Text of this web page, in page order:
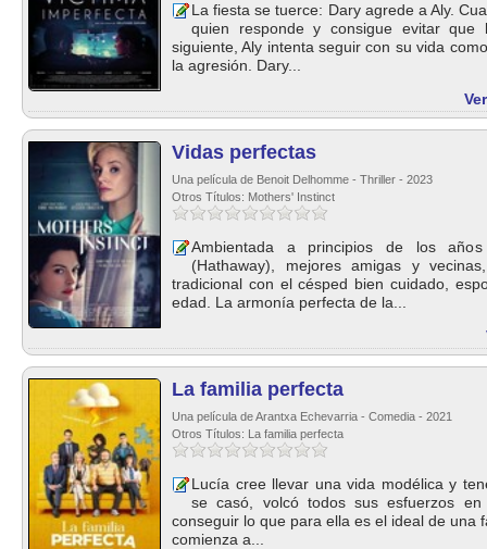
La fiesta se tuerce: Dary agrede a Aly.
quien responde y consigue evitar
siguiente, Aly intenta seguir con su vida
la agresión. Dary...
Vidas perfectas
Una película de Benoit Delhomme - Thriller - 2023
Otros Títulos: Mothers' Instinct
Ambientada a principios de los
(Hathaway), mejores amigas y
tradicional con el césped bien cuidado,
edad. La armonía perfecta de la...
La familia perfecta
Una película de Arantxa Echevarria - Comedia - 2021
Otros Títulos: La familia perfecta
Lucía cree llevar una vida modélica y
se casó, volcó todos sus esfuerzos
conseguir lo que para ella es el ideal de una
comienza a...